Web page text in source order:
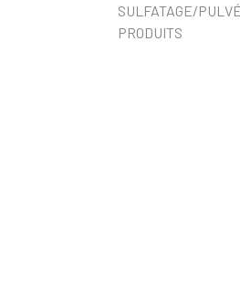
SULFATAGE/
PRODUITS